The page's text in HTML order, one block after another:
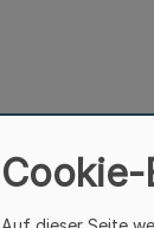
Cookie-